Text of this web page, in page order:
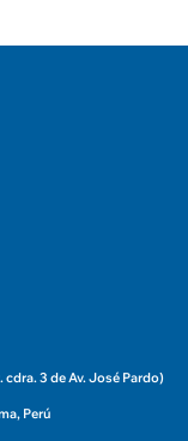
3 de Av. José Pardo)
Perú